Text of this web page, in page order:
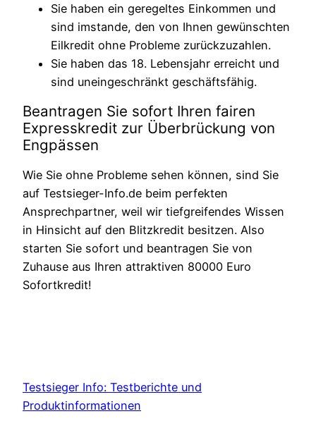
Sie haben ein geregeltes Einkommen und
sind imstande, den von Ihnen gewünschten
Eilkredit ohne Probleme zurückzuzahlen.
Sie haben das 18. Lebensjahr erreicht und
sind uneingeschränkt geschäftsfähig.
Beantragen Sie sofort Ihren fairen
Expresskredit zur Überbrückung von
Engpässen
Wie Sie ohne Probleme sehen können, sind Sie
auf Testsieger-Info.de beim perfekten
Ansprechpartner, weil wir tiefgreifendes Wissen
in Hinsicht auf den Blitzkredit besitzen. Also
starten Sie sofort und beantragen Sie von
Zuhause aus Ihren attraktiven 80000 Euro
Sofortkredit!
Testsieger Info: Testberichte und
Produktinformationen